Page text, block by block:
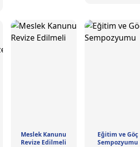
Meslek Kanunu
Revize Edilmeli
Eğitim ve Göç
Sempozyumu